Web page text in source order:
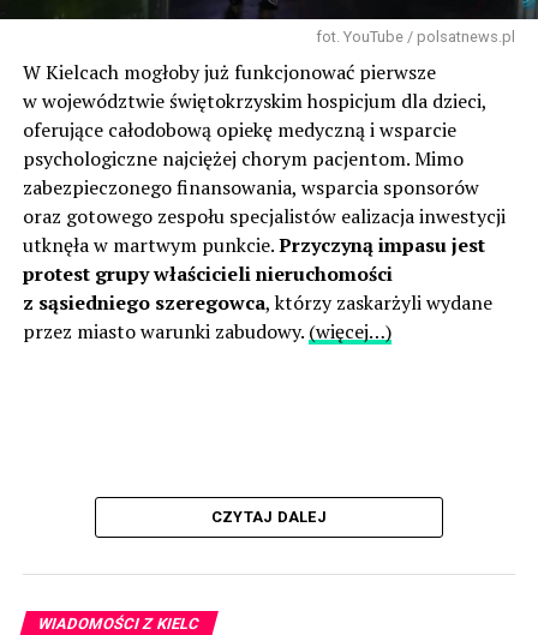
fot. YouTube / polsatnews.pl
W Kielcach mogłoby już funkcjonować pierwsze
w województwie świętokrzyskim hospicjum dla dzieci,
oferujące całodobową opiekę medyczną i wsparcie
psychologiczne najciężej chorym pacjentom. Mimo
zabezpieczonego finansowania, wsparcia sponsorów
oraz gotowego zespołu specjalistów ealizacja inwestycji
utknęła w martwym punkcie.Przyczyną impasu jest
protest grupy właścicieli nieruchomości
z sąsiedniego szeregowca, którzy zaskarżyli wydane
przez miasto warunki zabudowy. (więcej…)
CZYTAJ DALEJ
WIADOMOŚCI Z KIELC